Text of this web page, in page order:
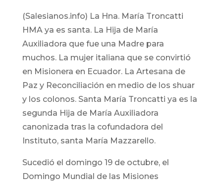
(Salesianos.info) La Hna. María Troncatti
HMA ya es santa. La Hija de María
Auxiliadora que fue una Madre para
muchos. La mujer italiana que se convirtió
en Misionera en Ecuador. La Artesana de
Paz y Reconciliación en medio de los shuar
y los colonos. Santa María Troncatti ya es la
segunda Hija de María Auxiliadora
canonizada tras la cofundadora del
Instituto, santa María Mazzarello.
Sucedió el domingo 19 de octubre, el
Domingo Mundial de las Misiones